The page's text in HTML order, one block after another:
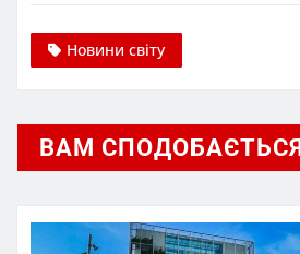
Новини світу
ВАМ СПОДОБАЄТЬСЯ